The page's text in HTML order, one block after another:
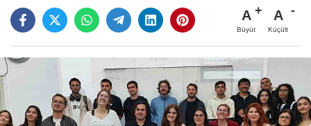
A
Büyüt
A
Küçült